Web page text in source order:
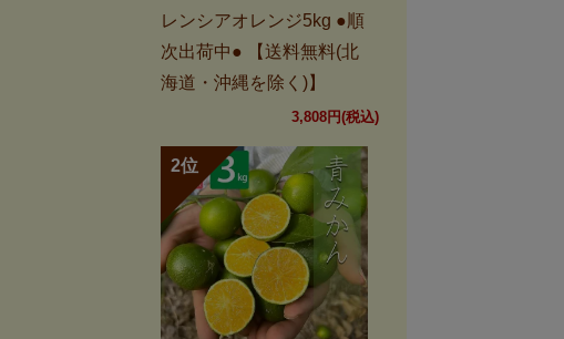
レンシアオレンジ5kg ●順
次出荷中● 【送料無料(北
海道・沖縄を除く)】
3,808円(税込)